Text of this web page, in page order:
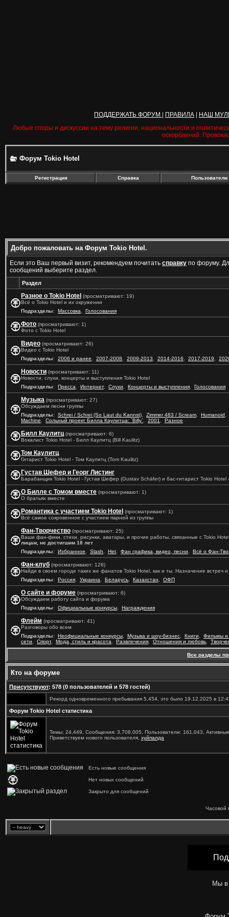
ПОДДЕРЖАТЬ ФОРУМ ПРАВИЛА
НАШ
Любые споры и дискуссии на тему религии, национальности и
оскорблений.
Форум Tokio Hotel
Регистрация Справка Пользователи
Добро пожаловать на Форум Tokio Hotel.
Если это Ваш первый визит, рекомендуем почитать справку по форуму.
сообщений выберите раздел.
Раздел
Разное о Tokio Hotel (просматривают: 19)
Всё о Tokio Hotel и их окружении
Подразделы: Массовка Голосования
Фото (просматривают: 1)
Фото с Tokio Hotel
Видео (просматривают: 26)
Видео с Tokio Hotel
Подразделы: 2006 и ранее 2007-2008 2009-2013 2014-2016 2017-2019
Новости (просматривают: 11)
Новости, слухи, концерты и выступления Tokio Hotel
Подразделы: Пресса Интернет, Слухи Концерты и выступления Голосования
Музыка (просматривают: 27)
Обсуждаем песни группы
Подразделы: Schrei / Schrei (So Laut du Kannst) Zimmer 483 / Scream Humanoid
Machine
Сольный проект Билла Каулитца: `Billy` 2001 Разное
Билл Каулитц (просматривают: 6)
Вокалист Tokio Hotel - Билл Каулитц (Bill Kaulitz)
Том Каулитц
Гитарист Tokio Hotel - Том Каулитц (Tom Kaulitz)
Густав Шефер и Георг Листинг
Барабанщик Tokio Hotel - Густав Шефер (Gustav Schäfer) и бас-гитарист Tokio Hotel
О Билле с Томом вместе (просматривают: 1)
О братьях вместе
Романтика с участием Tokio Hotel (просматривают: 1)
Всё самое сокровенное с участием парней из группы
Фан-Творчество (просматривают: 25)
Ваши фан-фики, стихи, рисунки, аватары, и прочие работы, связанные с Tokio
лицам, не достигшим 18 лет
Подразделы: Избранное Slash Het Фан графика, видео, песни Всё о Фан-
Фан-клуб (просматривают: 128)
Найди в своем городе таких же фанатов Tokio Hotel, как и ты. Назначение встреч
Подразделы: Россия Украина Беларусь Казахстан ОФП
О сайте и форуме (просматривают: 6)
Обсуждаем работу сайта и форума
Подразделы: Официальные конкурсы Награждения
Флейм (просматривают: 41)
Разговоры обо всем
Подразделы: Неофициальные конкурсы Музыка и шоу-бизнес Книги
Фильмы и
сети
Спорт, Мода, стиль и красота Развлечения Отношения и любовь
Все разделы
Кто на форуме
Присутствуют: 578 (0 пользователей и 578 гостей)
Рекорд одновременного пребывания 5,454, это было 19.12.2025 в
Форум Tokio Hotel статистика
Темы: 24,449, Сообщения: 3,708,005, Пользователи: 161,043,
Приветствуем нового пользователя, хуйпалда
Есть новые сообщения
Нет новых сообщений
Закрыто для сообщений
Часовой
Мы в